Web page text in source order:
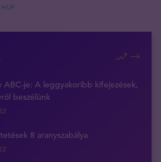
ABC-je: A leggyakoribb kifejezések,
beszélünk
8 aranyszabálya